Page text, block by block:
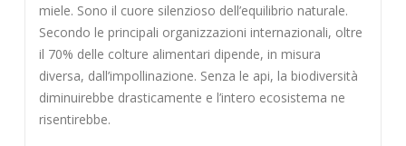
miele. Sono il cuore silenzioso dell’equilibrio naturale.
Secondo le principali organizzazioni internazionali, oltre
il 70% delle colture alimentari dipende, in misura
diversa, dall’impollinazione. Senza le api, la biodiversità
diminuirebbe drasticamente e l’intero ecosistema ne
risentirebbe.